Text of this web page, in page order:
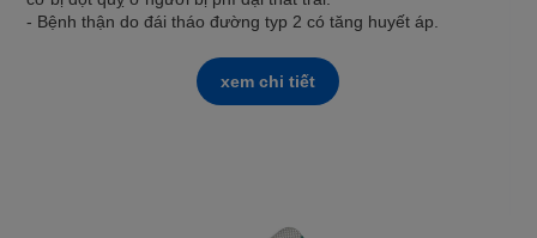
- Bệnh thận do đái tháo đường typ 2 có tăng huyết áp.
xem chi tiết